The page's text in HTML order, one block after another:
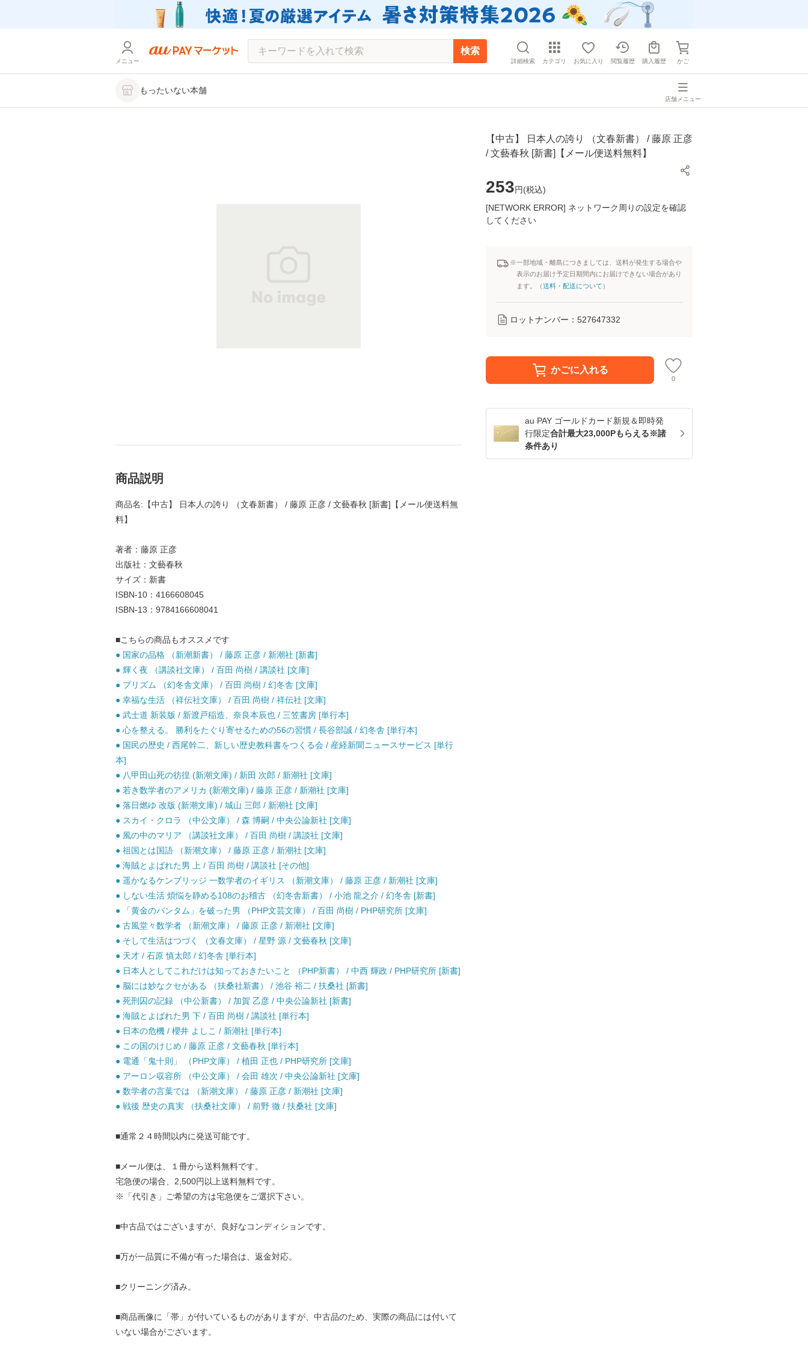
メニュー
検索
詳細検索 カテゴリ お気に入り 閲覧履歴 購入履歴 かご
もったいない本舗
店舗メニュー
【中古】 日本人の誇り （文春新書） / 藤原 正彦
/ 文藝春秋 [新書]【メール便送料無料】
253円(税込)
[NETWORK ERROR] ネットワーク周りの設定を確認
してください
※一部地域・離島につきましては、送料が発生する場合や
表示のお届け予定日期間内にお届けできない場合があり
ます。（送料・配送について ）
ロットナンバー： 527647332
かごに入れる
0
au PAY ゴールドカード新規＆即時発
行限定合計最大23,000Pもらえる※諸
条件あり
商品説明
商品名:【中古】 日本人の誇り （文春新書） / 藤原 正彦 / 文藝春秋 [新書]【メール便送料無
料】
著者：藤原 正彦
出版社：文藝春秋
サイズ：新書
ISBN-10：4166608045
ISBN-13：9784166608041
■こちらの商品もオススメです
● 国家の品格 （新潮新書） / 藤原 正彦 / 新潮社 [新書]
● 輝く夜 （講談社文庫） / 百田 尚樹 / 講談社 [文庫]
● プリズム （幻冬舎文庫） / 百田 尚樹 / 幻冬舎 [文庫]
● 幸福な生活 （祥伝社文庫） / 百田 尚樹 / 祥伝社 [文庫]
● 武士道 新装版 / 新渡戸稲造、奈良本辰也 / 三笠書房 [単行本]
● 心を整える。 勝利をたぐり寄せるための56の習慣 / 長谷部誠 / 幻冬舎 [単行本]
● 国民の歴史 / 西尾幹二、新しい歴史教科書をつくる会 / 産経新聞ニュースサービス [単行
本]
● 八甲田山死の彷徨 (新潮文庫) / 新田 次郎 / 新潮社 [文庫]
● 若き数学者のアメリカ (新潮文庫) / 藤原 正彦 / 新潮社 [文庫]
● 落日燃ゆ 改版 (新潮文庫) / 城山 三郎 / 新潮社 [文庫]
● スカイ・クロラ （中公文庫） / 森 博嗣 / 中央公論新社 [文庫]
● 風の中のマリア （講談社文庫） / 百田 尚樹 / 講談社 [文庫]
● 祖国とは国語 （新潮文庫） / 藤原 正彦 / 新潮社 [文庫]
● 海賊とよばれた男 上 / 百田 尚樹 / 講談社 [その他]
● 遥かなるケンブリッジ 一数学者のイギリス （新潮文庫） / 藤原 正彦 / 新潮社 [文庫]
● しない生活 煩悩を静める108のお稽古 （幻冬舎新書） / 小池 龍之介 / 幻冬舎 [新書]
● 「黄金のバンタム」を破った男 （PHP文芸文庫） / 百田 尚樹 / PHP研究所 [文庫]
● 古風堂々数学者 （新潮文庫） / 藤原 正彦 / 新潮社 [文庫]
● そして生活はつづく （文春文庫） / 星野 源 / 文藝春秋 [文庫]
● 天才 / 石原 慎太郎 / 幻冬舎 [単行本]
● 日本人としてこれだけは知っておきたいこと （PHP新書） / 中西 輝政 / PHP研究所 [新書]
● 脳には妙なクセがある （扶桑社新書） / 池谷 裕二 / 扶桑社 [新書]
● 死刑囚の記録 （中公新書） / 加賀 乙彦 / 中央公論新社 [新書]
● 海賊とよばれた男 下 / 百田 尚樹 / 講談社 [単行本]
● 日本の危機 / 櫻井 よしこ / 新潮社 [単行本]
● この国のけじめ / 藤原 正彦 / 文藝春秋 [単行本]
● 電通「鬼十則」 （PHP文庫） / 植田 正也 / PHP研究所 [文庫]
● アーロン収容所 （中公文庫） / 会田 雄次 / 中央公論新社 [文庫]
● 数学者の言葉では （新潮文庫） / 藤原 正彦 / 新潮社 [文庫]
● 戦後 歴史の真実 （扶桑社文庫） / 前野 徹 / 扶桑社 [文庫]
■通常２４時間以内に発送可能です。
■メール便は、１冊から送料無料です。
宅急便の場合、2,500円以上送料無料です。
※「代引き」ご希望の方は宅急便をご選択下さい。
■中古品ではございますが、良好なコンディションです。
■万が一品質に不備が有った場合は、返金対応。
■クリーニング済み。
■商品画像に「帯」が付いているものがありますが、中古品のため、実際の商品には付いて
いない場合がございます。